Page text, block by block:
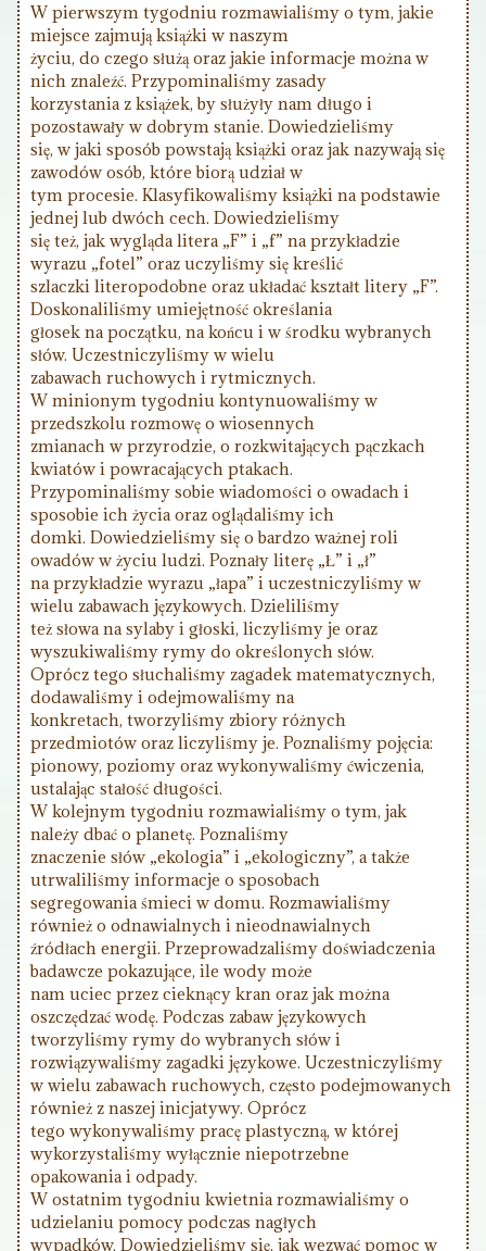
W pierwszym tygodniu rozmawialiśmy o tym, jakie
miejsce zajmują książki w naszym
życiu, do czego służą oraz jakie informacje można w
nich znaleźć. Przypominaliśmy zasady
korzystania z książek, by służyły nam długo i
pozostawały w dobrym stanie. Dowiedzieliśmy
się, w jaki sposób powstają książki oraz jak nazywają się
zawodów osób, które biorą udział w
tym procesie. Klasyfikowaliśmy książki na podstawie
jednej lub dwóch cech. Dowiedzieliśmy
się też, jak wygląda litera „F” i „f” na przykładzie
wyrazu „fotel” oraz uczyliśmy się kreślić
szlaczki literopodobne oraz układać kształt litery „F”.
Doskonaliliśmy umiejętność określania
głosek na początku, na końcu i w środku wybranych
słów. Uczestniczyliśmy w wielu
zabawach ruchowych i rytmicznych.
W minionym tygodniu kontynuowaliśmy w
przedszkolu rozmowę o wiosennych
zmianach w przyrodzie, o rozkwitających pączkach
kwiatów i powracających ptakach.
Przypominaliśmy sobie wiadomości o owadach i
sposobie ich życia oraz oglądaliśmy ich
domki. Dowiedzieliśmy się o bardzo ważnej roli
owadów w życiu ludzi. Poznały literę „Ł” i „ł”
na przykładzie wyrazu „łapa” i uczestniczyliśmy w
wielu zabawach językowych. Dzieliliśmy
też słowa na sylaby i głoski, liczyliśmy je oraz
wyszukiwaliśmy rymy do określonych słów.
Oprócz tego słuchaliśmy zagadek matematycznych,
dodawaliśmy i odejmowaliśmy na
konkretach, tworzyliśmy zbiory różnych
przedmiotów oraz liczyliśmy je. Poznaliśmy pojęcia:
pionowy, poziomy oraz wykonywaliśmy ćwiczenia,
ustalając stałość długości.
W kolejnym tygodniu rozmawialiśmy o tym, jak
należy dbać o planetę. Poznaliśmy
znaczenie słów „ekologia” i „ekologiczny”, a także
utrwaliliśmy informacje o sposobach
segregowania śmieci w domu. Rozmawialiśmy
również o odnawialnych i nieodnawialnych
źródłach energii. Przeprowadzaliśmy doświadczenia
badawcze pokazujące, ile wody może
nam uciec przez cieknący kran oraz jak można
oszczędzać wodę. Podczas zabaw językowych
tworzyliśmy rymy do wybranych słów i
rozwiązywaliśmy zagadki językowe. Uczestniczyliśmy
w wielu zabawach ruchowych, często podejmowanych
również z naszej inicjatywy. Oprócz
tego wykonywaliśmy pracę plastyczną, w której
wykorzystaliśmy wyłącznie niepotrzebne
opakowania i odpady.
W ostatnim tygodniu kwietnia rozmawialiśmy o
udzielaniu pomocy podczas nagłych
wypadków. Dowiedzieliśmy się, jak wezwać pomoc w